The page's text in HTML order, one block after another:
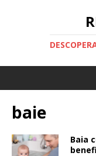
baie
Baia